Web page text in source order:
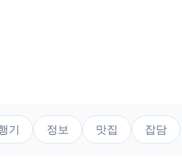
기 정보 맛집 잡담